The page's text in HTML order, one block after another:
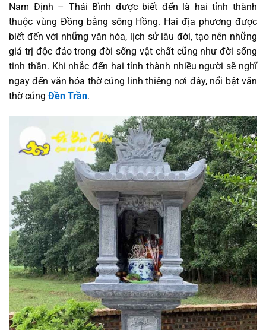
Nam Định – Thái Bình được biết đến là hai tỉnh thành
thuộc vùng Đồng bằng sông Hồng. Hai địa phương được
biết đến với những văn hóa, lịch sử lâu đời, tạo nên những
giá trị độc đáo trong đời sống vật chất cũng như đời sống
tinh thần. Khi nhắc đến hai tỉnh thành nhiều người sẽ nghĩ
ngay đến văn hóa thờ cúng linh thiêng nơi đây, nổi bật văn
thờ cúng Đền Trần.